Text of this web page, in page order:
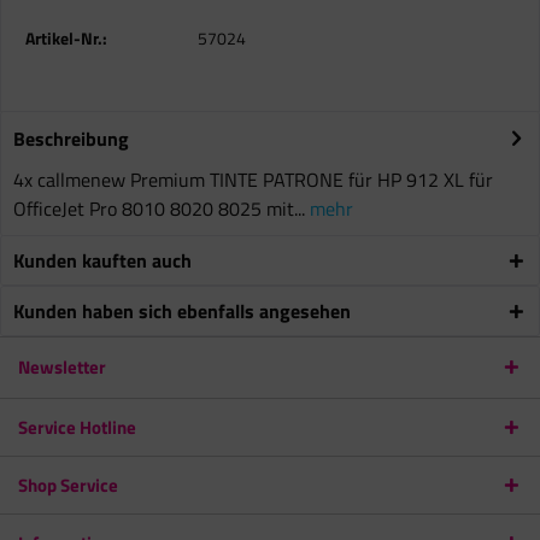
Artikel-Nr.: 57024
Beschreibung
4x callmenew Premium TINTE PATRONE für HP 912 XL für
OfficeJet Pro 8010 8020 8025 mit... mehr
Kunden kauften auch
Kunden haben sich ebenfalls angesehen
Newsletter
Service Hotline
Shop Service